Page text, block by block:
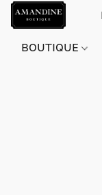
BOUTIQUE